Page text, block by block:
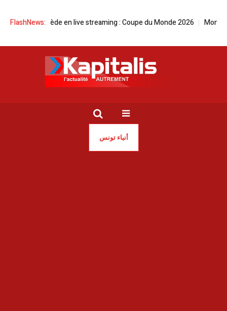
FlashNews:
vs Suède en live streaming : Coupe du Monde 2026 Mondial
أنباء تونس